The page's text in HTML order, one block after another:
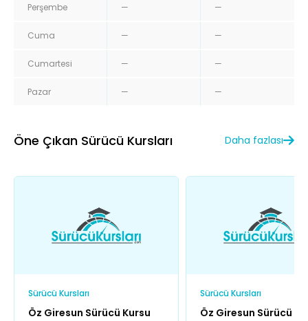
Perşembe — —
Cuma — —
Cumartesi — —
Pazar — —
Öne Çıkan Sürücü Kursları Daha fazlası
Sürücü Kursları
Öz Giresun Sürücü Kursu
Sürücü Kursları
Öz Giresun Sürücü